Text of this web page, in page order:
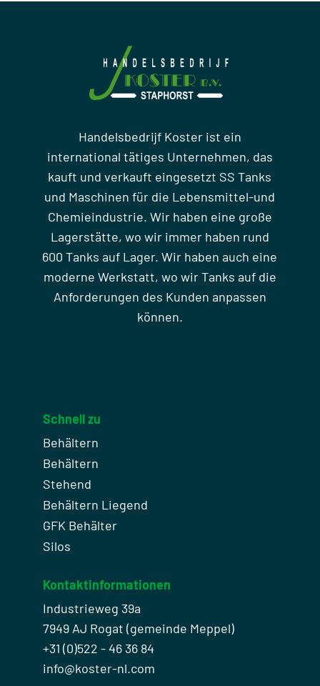
Handelsbedrijf Koster ist ein
international tätiges Unternehmen, das
kauft und verkauft eingesetzt SS Tanks
und Maschinen für die Lebensmittel-und
Chemieindustrie. Wir haben eine große
Lagerstätte, wo wir immer haben rund
600 Tanks auf Lager. Wir haben auch eine
moderne Werkstatt, wo wir Tanks auf die
Anforderungen des Kunden anpassen
können.
Schnell zu
Behältern
Behältern
Stehend
Behältern Liegend
GFK Behälter
Silos
Kontaktinformationen
Industrieweg 39a
7949 AJ Rogat (gemeinde Meppel)
+31 (0)522 - 46 36 84
info@koster-nl.com